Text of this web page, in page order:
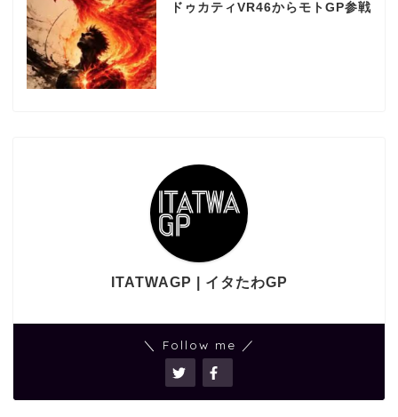
ドゥカティVR46からモトGP参戦
ITATWAGP | イタたわGP
＼ Follow me ／